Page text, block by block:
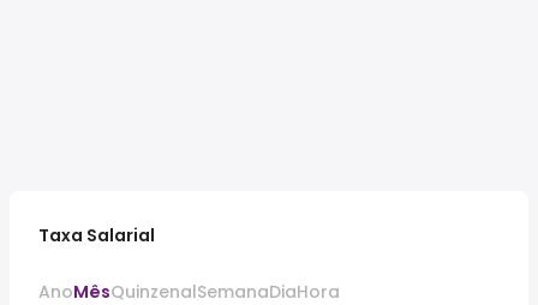
Taxa Salarial
AnoMêsQuinzenalSemanaDiaHora